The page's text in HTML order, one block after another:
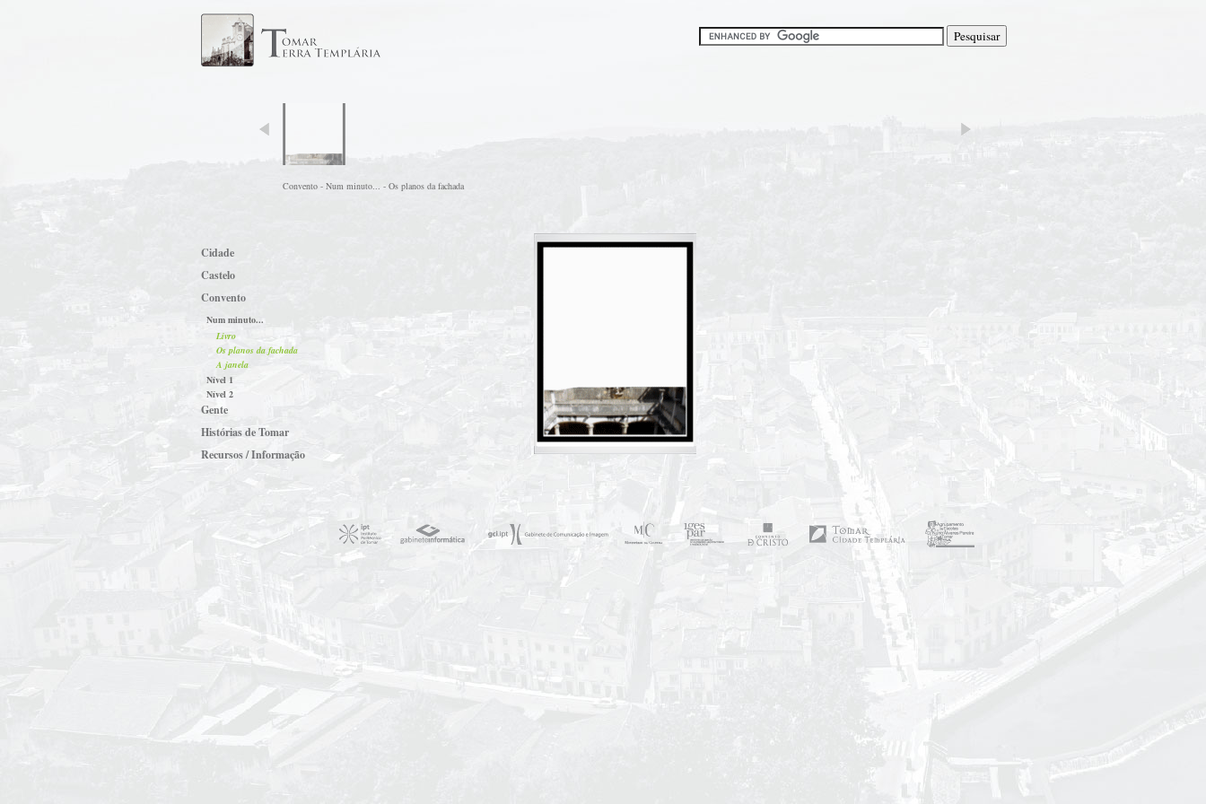
Cidade
Castelo
Convento
Num minuto...
Livro
Os planos da fachada
A janela
Nível 1
Nível 2
Gente
Histórias de Tomar
Recursos / Informação
Convento - Num minuto... - Os planos da fachada